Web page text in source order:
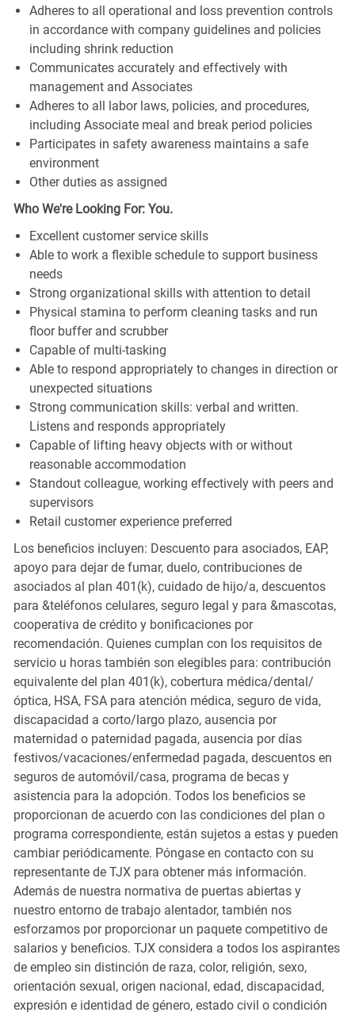
Adheres to all operational and loss prevention controls
in accordance with company guidelines and policies
including shrink reduction
Communicates accurately and effectively with
management and Associates
Adheres to all labor laws, policies, and procedures,
including Associate meal and break period policies
Participates in safety awareness maintains a safe
environment
Other duties as assigned
Who We're Looking For: You.
Excellent customer service skills
Able to work a flexible schedule to support business
needs
Strong organizational skills with attention to detail
Physical stamina to perform cleaning tasks and run
floor buffer and scrubber
Capable of multi-tasking
Able to respond appropriately to changes in direction or
unexpected situations
Strong communication skills: verbal and written.
Listens and responds appropriately
Capable of lifting heavy objects with or without
reasonable accommodation
Standout colleague, working effectively with peers and
supervisors
Retail customer experience preferred
Los beneficios incluyen: Descuento para asociados, EAP,
apoyo para dejar de fumar, duelo, contribuciones de
asociados al plan 401(k), cuidado de hijo/a, descuentos
para &teléfonos celulares, seguro legal y para &mascotas,
cooperativa de crédito y bonificaciones por
recomendación. Quienes cumplan con los requisitos de
servicio u horas también son elegibles para: contribución
equivalente del plan 401(k), cobertura médica/dental/
óptica, HSA, FSA para atención médica, seguro de vida,
discapacidad a corto/largo plazo, ausencia por
maternidad o paternidad pagada, ausencia por días
festivos/vacaciones/enfermedad pagada, descuentos en
seguros de automóvil/casa, programa de becas y
asistencia para la adopción. Todos los beneficios se
proporcionan de acuerdo con las condiciones del plan o
programa correspondiente, están sujetos a estas y pueden
cambiar periódicamente. Póngase en contacto con su
representante de TJX para obtener más información.
Además de nuestra normativa de puertas abiertas y
nuestro entorno de trabajo alentador, también nos
esforzamos por proporcionar un paquete competitivo de
salarios y beneficios. TJX considera a todos los aspirantes
de empleo sin distinción de raza, color, religión, sexo,
orientación sexual, origen nacional, edad, discapacidad,
expresión e identidad de género, estado civil o condición